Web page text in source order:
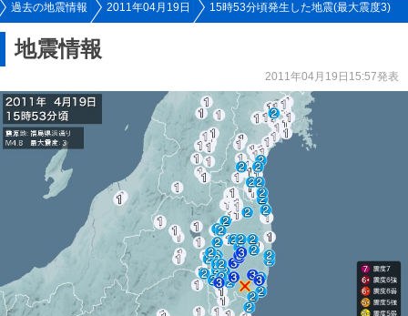
過去の地震情報 2011年04月19日 15時53分頃発生した地震(最大震度3)
地震情報
2011年04月19日15:57発表